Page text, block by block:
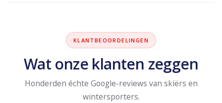
KLANTBEOORDELINGEN
Wat onze klanten zeggen
Honderden échte Google-reviews van skiërs en
wintersporters.